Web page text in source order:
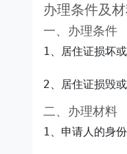
办理条件及
一、办理条件
1、居住证损坏
二、办理材料
1、申请人的身